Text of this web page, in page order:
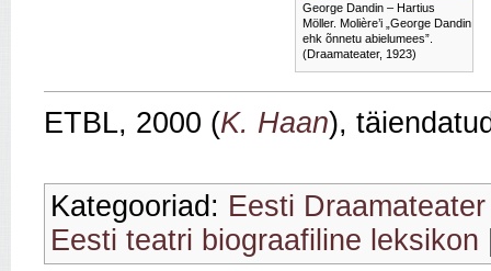
George Dandin – Hartius
Möller. Molière’i „George Dandin
ehk õnnetu abielumees”.
(Draamateater, 1923)
ETBL, 2000 (K. Haan),
Kategooriad: Eesti Draamateater
Eesti teatri biograafiline leksikon